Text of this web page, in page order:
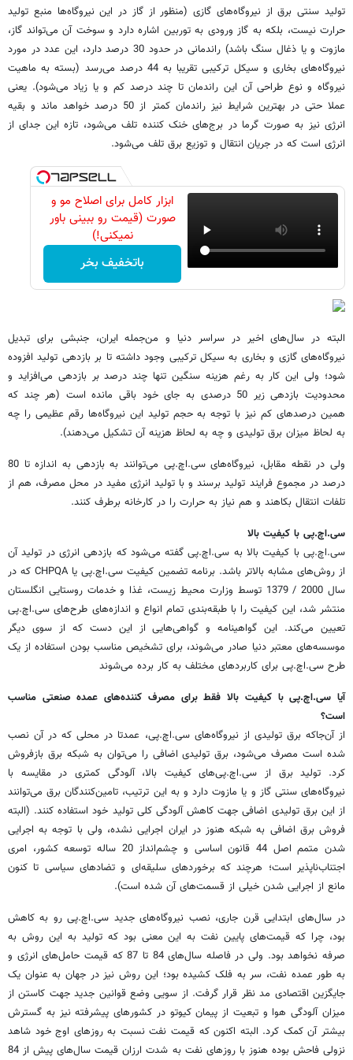
تولید سنتی برق از نیروگاه‌های گازی (منظور از گاز در این نیروگاه‌ها منبع تولید
حرارت نیست، بلکه به گاز ورودی به توربین اشاره دارد و سوخت آن می‌تواند گاز،
مازوت و یا ذغال سنگ باشد) راندمانی در حدود 30 درصد دارد، این عدد در مورد
نیروگاه‌های بخاری و سیکل ترکیبی تقریبا به 44 درصد می‌رسد (بسته به ماهیت
نیروگاه و نوع طراحی آن این راندمان تا چند درصد کم و یا زیاد می‌شود). یعنی
عملا حتی در بهترین شرایط نیز راندمان کمتر از 50 درصد خواهد ماند و بقیه
انرژی نیز به صورت گرما در برج‌های خنک کننده تلف می‌شود، تازه این جدای از
انرژی است که در جریان انتقال و توزیع برق تلف می‌شود.
ابزار کامل برای اصلاح مو و
صورت (قیمت رو ببینی باور
نمیکنی!)
باتخفیف بخر
البته در سال‌های اخیر در سراسر دنیا و من‌جمله ایران، جنبشی برای تبدیل
نیروگاه‌های گازی و بخاری به سیکل ترکیبی وجود داشته تا بر بازدهی تولید افزوده
شود؛ ولی این کار به رغم هزینه سنگین تنها چند درصد بر بازدهی می‌افزاید و
محدودیت بازدهی زیر 50 درصدی به جای خود باقی مانده است (هر چند که
همین درصدهای کم نیز با توجه به حجم تولید این نیروگاه‌ها رقم عظیمی را چه
به لحاظ میزان برق تولیدی و چه به لحاظ هزینه آن تشکیل می‌دهند).
ولی در نقطه مقابل، نیروگاه‌های سی.اچ.پی می‌توانند به بازدهی به اندازه تا 80
درصد در مجموع فرایند تولید برسند و با تولید انرژی مفید در محل مصرف، هم از
تلفات انتقال بکاهند و هم نیاز به حرارت را در کارخانه برطرف کنند.
سی.اچ.پی با کیفیت بالا
سی.اچ.پی با کیفیت بالا به سی.اچ.پی گفته می‌شود که بازدهی انرژی در تولید آن
از روش‌های مشابه بالاتر باشد. برنامه تضمین کیفیت سی.اچ.پی یا CHPQA که در
سال 2000 / 1379 توسط وزارت محیط زیست، غذا و خدمات روستایی انگلستان
منتشر شد، این کیفیت را با طبقه‌بندی تمام انواع و اندازه‌های طرح‌های سی.اچ.پی
تعیین می‌کند. این گواهینامه و گواهی‌هایی از این دست که از سوی دیگر
موسسه‌های معتبر دنیا صادر می‌شوند، برای تشخیص مناسب بودن استفاده از یک
طرح سی.اچ.پی برای کاربردهای مختلف به کار برده می‌شوند
آیا سی.اچ.پی با کیفیت بالا فقط برای مصرف کننده‌های عمده صنعتی مناسب
است؟
از آن‌جاکه برق تولیدی از نیروگاه‌های سی.اچ.پی، عمدتا در محلی که در آن نصب
شده است مصرف می‌شود، برق تولیدی اضافی را می‌توان به شبکه برق بازفروش
کرد. تولید برق از سی.اچ.پی‌های کیفیت بالا، آلودگی کمتری در مقایسه با
نیروگاه‌های سنتی گاز و یا مازوت دارد و به این ترتیب، تامین‌کنندگان برق می‌توانند
از این برق تولیدی اضافی جهت کاهش آلودگی کلی تولید خود استفاده کنند. (البته
فروش برق اضافی به شبکه هنوز در ایران اجرایی نشده، ولی با توجه به اجرایی
شدن متمم اصل 44 قانون اساسی و چشم‌انداز 20 ساله توسعه کشور، امری
اجتناب‌ناپذیر است؛ هرچند که برخوردهای سلیقه‌ای و تضادهای سیاسی تا کنون
مانع از اجرایی شدن خیلی از قسمت‌های آن شده است).
در سال‌های ابتدایی قرن جاری، نصب نیروگاه‌های جدید سی.اچ.پی رو به کاهش
بود، چرا که قیمت‌های پایین نفت به این معنی بود که تولید به این روش به
صرفه نخواهد بود. ولی در فاصله سال‌های 84 تا 87 که قیمت حامل‌های انرژی و
به طور عمده نفت، سر به فلک کشیده بود؛ این روش نیز در جهان به عنوان یک
جایگزین اقتصادی مد نظر قرار گرفت. از سویی وضع قوانین جدید جهت کاستن از
میزان آلودگی هوا و تبعیت از پیمان کیوتو در کشورهای پیشرفته نیز به گسترش
بیشتر آن کمک کرد. البته اکنون که قیمت نفت نسبت به روزهای اوج خود شاهد
نزولی فاحش بوده هنوز با روزهای نفت به شدت ارزان قیمت سال‌های پیش از 84